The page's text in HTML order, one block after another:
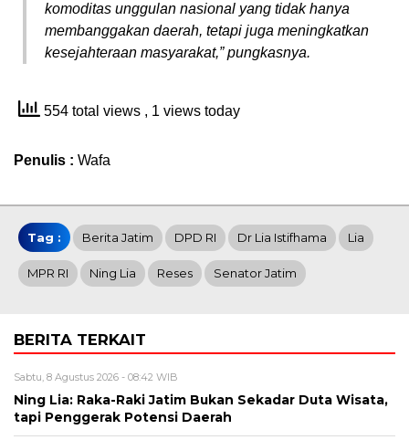
komoditas unggulan nasional yang tidak hanya
membanggakan daerah, tetapi juga meningkatkan
kesejahteraan masyarakat,” pungkasnya.
554 total views , 1 views today
Penulis : Wafa
Tag : Berita Jatim DPD RI Dr Lia Istifhama Lia
MPR RI Ning Lia Reses Senator Jatim
BERITA TERKAIT
Sabtu, 8 Agustus 2026 - 08:42 WIB
Ning Lia: Raka-Raki Jatim Bukan Sekadar Duta Wisata,
tapi Penggerak Potensi Daerah